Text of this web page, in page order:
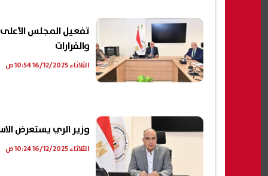
تفعيل المجلس
والقرارات
الثلاثاء 16/12/2025 10:54 ص
وزير الري يستعرض
الثلاثاء 16/12/2025 10:24 ص